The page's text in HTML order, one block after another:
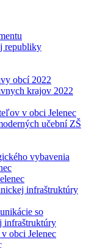
republiky
obcí 2022
krajov 2022
v obci Jelenec
učební ZŠ
vybavenia
infraštruktúry
so
infraštruktúry
obci Jelenec